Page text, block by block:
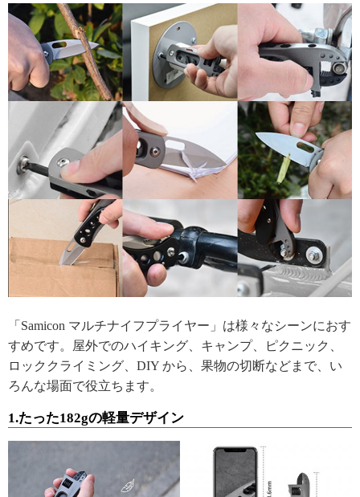
「Samicon マルチナイフプライヤー」は様々なシーンにおす
すめです。屋外でのハイキング、キャンプ、ピクニック、
ロッククライミング、DIY から、果物の切断などまで、い
ろんな場面で役立ちます。
1.たった182gの軽量デザイン